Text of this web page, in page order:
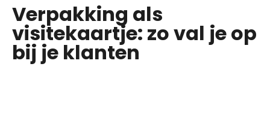
Verpakking als
visitekaartje: zo val je op
bij je klanten